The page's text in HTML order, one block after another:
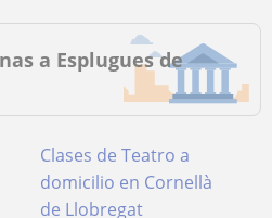
a Esplugues de
Clases de Teatro a
domicilio en Cornellà
de Llobregat